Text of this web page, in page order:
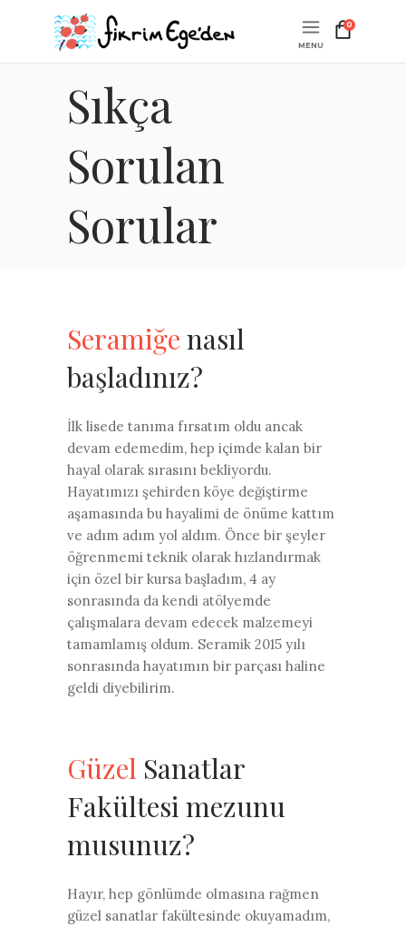
0
Sıkça
Sorulan
Sorular
Seramiğe nasıl
başladınız?
İlk lisede tanıma fırsatım oldu ancak
devam edemedim, hep içimde kalan bir
hayal olarak sırasını bekliyordu.
Hayatımızı şehirden köye değiştirme
aşamasında bu hayalimi de önüme kattım
ve adım adım yol aldım. Önce bir şeyler
öğrenmemi teknik olarak hızlandırmak
için özel bir kursa başladım, 4 ay
sonrasında da kendi atölyemde
çalışmalara devam edecek malzemeyi
tamamlamış oldum. Seramik 2015 yılı
sonrasında hayatımın bir parçası haline
geldi diyebilirim.
Güzel Sanatlar
Fakültesi mezunu
musunuz?
Hayır, hep gönlümde olmasına rağmen
güzel sanatlar fakültesinde okuyamadım,